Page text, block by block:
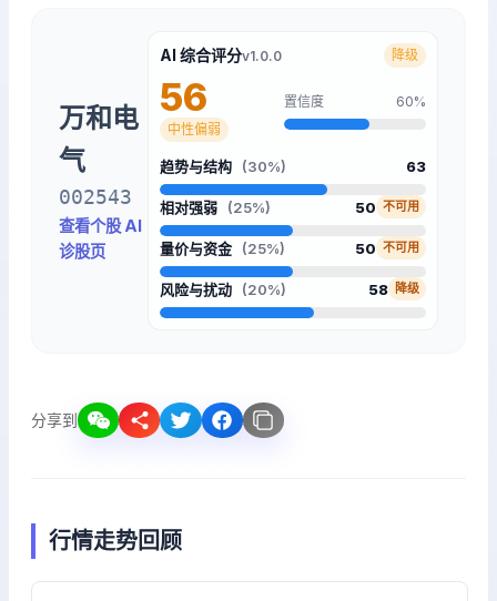
万和电
气
002543
查看个股 AI
诊股页
AI 综合评分v1.0.0 降级
56
中性偏弱
置信度 60%
趋势与结构 (30%) 63
相对强弱 (25%) 50 不可用
量价与资金 (25%) 50 不可用
风险与扰动 (20%) 58 降级
分享到
行情走势回顾